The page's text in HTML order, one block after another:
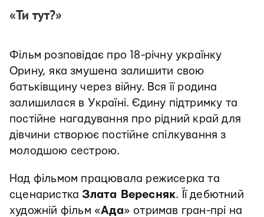
«Ти тут?»
Фільм розповідає про 18-річну українку
Орину, яка змушена залишити свою
батьківщину через війну. Вся її родина
залишилася в Україні. Єдину підтримку та
постійне нагадування про рідний край для
дівчини створює постійне спілкування з
молодшою сестрою.
Над фільмом працювала режисерка та
сценаристка Злата Вересняк. Її дебютний
художній фільм «Ада» отримав гран-прі на